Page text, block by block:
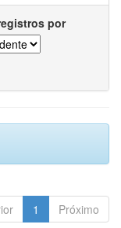
por
1 Próximo